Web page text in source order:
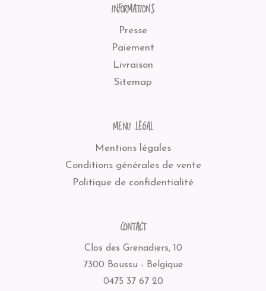
INFORMATIONS
Presse
Paiement
Livraison
Sitemap
MENU LÉGAL
Mentions légales
Conditions générales de vente
Politique de confidentialité
CONTACT
Clos des Grenadiers, 10
7300 Boussu - Belgique
0475 37 67 20